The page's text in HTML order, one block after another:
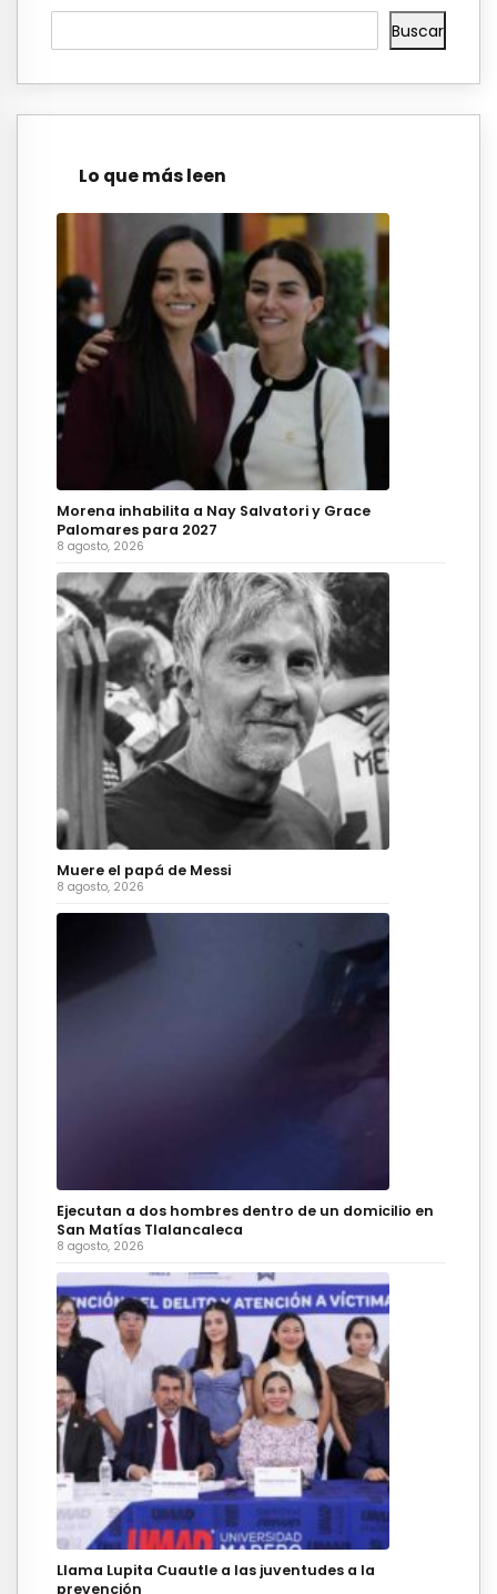
Buscar
Lo que más leen
Morena inhabilita a Nay Salvatori y Grace
Palomares para 2027
8 agosto, 2026
Muere el papá de Messi
8 agosto, 2026
Ejecutan a dos hombres dentro de un domicilio en
San Matías Tlalancaleca
8 agosto, 2026
Llama Lupita Cuautle a las juventudes a la
prevención